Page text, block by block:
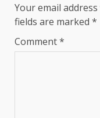
Your email
fields are marked *
Comment*